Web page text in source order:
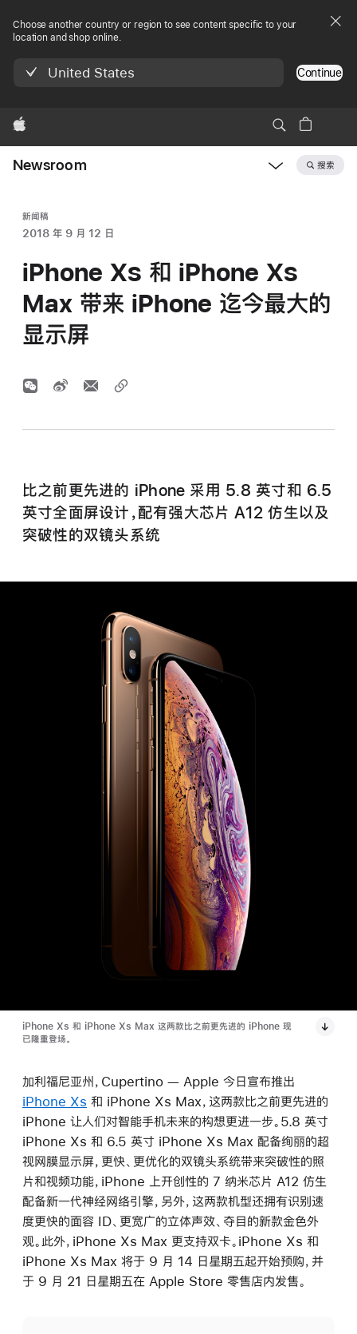
Choose another country or region to see content specific to your
location and shop online.
United States Continue
Apple
Newsroom 搜索
新闻稿
2018 年 9 月 12 日
iPhone XS 和 iPhone XS
Max 带来 iPhone 迄今最大的
显示屏
比之前更先进的 iPhone 采用 5.8 英寸和 6.5
英寸全面屏设计，配有强大芯片 A12 仿生以及
突破性的双镜头系统
iPhone Xs 和 iPhone Xs Max 这两款比之前更先进的 iPhone 现
已隆重登场。
加利福尼亚州，Cupertino — Apple 今日宣布推出
iPhone Xs 和 iPhone Xs Max，这两款比之前更先进的
iPhone 让人们对智能手机未来的构想更进一步。5.8 英寸
iPhone Xs 和 6.5 英寸 iPhone Xs Max 配备绚丽的超
视网膜显示屏，更快、更优化的双镜头系统带来突破性的照
片和视频功能，iPhone 上开创性的 7 纳米芯片 A12 仿生
配备新一代神经网络引擎，另外，这两款机型还拥有识别速
度更快的面容 ID、更宽广的立体声效、夺目的新款金色外
观。此外，iPhone Xs Max 更支持双卡。iPhone Xs 和
iPhone Xs Max 将于 9 月 14 日星期五起开始预购，并
于 9 月 21 日星期五在 Apple Store 零售店内发售。